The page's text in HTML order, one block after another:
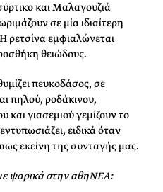
και Μαλαγουζιά
σε μία ιδιαίτερη
ρετσίνα εμφιαλώνεται
θειώδους.
πευκοδάσος, σε
πηλού, ροδάκινου,
και γιασεμιού γεμίζουν το
ειδικά όταν
εκείνη της συνταγής μας.
ψαρικά στην αθηΝΕΑ: